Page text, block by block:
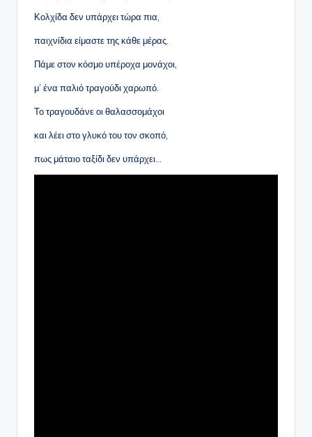
Κολχίδα δεν υπάρχει τώρα πια,
παιχνίδια είμαστε της κάθε μέρας.
Πάμε στον κόσμο υπέροχα μονάχοι,
μ’ ένα παλιό τραγούδι χαρωπό.
Το τραγουδάνε οι θαλασσομάχοι
και λέει στο γλυκό του τον σκοπό,
πως μάταιο ταξίδι δεν υπάρχει…